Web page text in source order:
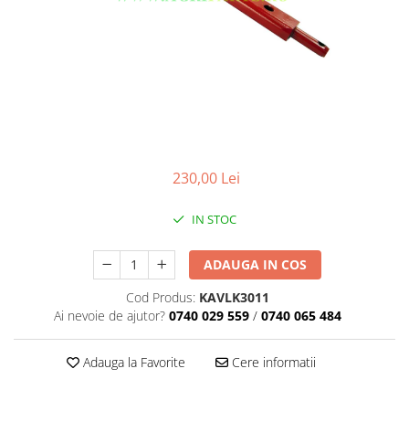
230,00 Lei
IN STOC
ADAUGA IN COS
Cod Produs: KAVLK3011
Ai nevoie de ajutor? 0740 029 559 / 0740 065 484
Adauga la Favorite Cere informatii